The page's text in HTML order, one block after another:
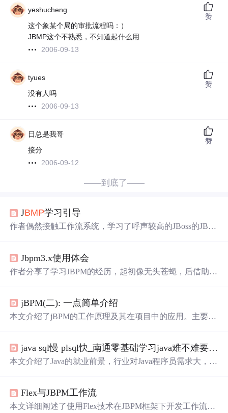
yeshucheng
这个象某个局的审批流程吗：）
JBMP这个不熟悉，不知道起什么用
2006-09-13
赞
tyues
没有人吗
2006-09-13
赞
日总是我哥
接分
2006-09-12
赞
——到底了——
JBMP学习引导
作者偶然接触工作流系统，学习了呼声较高的JBoss的JBP
展示JBPM对流程的适配特性，同时给出了系统数据库环境
及业务表建表语句。
Jbpm3.x使用体会
作者分享了学习JBPM的经历，起初像无头苍蝇，后借助网
建议，如看用户手册、浏览最新API等，强调要自己动手
掌握知识。
jBPM(二): 一点简单介绍
本文介绍了jBPM的工作原理及其在项目中的应用。主要内
java sql慢 plsql快_南通零基础学习java难不难要学多久？
本文介绍了Java的就业前景，行业对Java程序员需求大，待
核心竞争力是学习能力，推荐南通渡课计算机培训中心，
其师资经验丰富。
Flex与JBPM工作流
本文详细阐述了使用Flex技术在JBPM框架下开发工作流的